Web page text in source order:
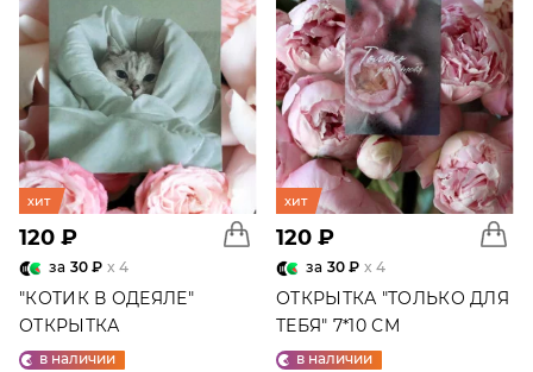
хит
120 ₽
за 30 ₽ x 4
"КОТИК В ОДЕЯЛЕ"
ОТКРЫТКА
в наличии
хит
120 ₽
за 30 ₽ x 4
ОТКРЫТКА "ТОЛЬКО ДЛЯ
ТЕБЯ" 7*10 СМ
в наличии